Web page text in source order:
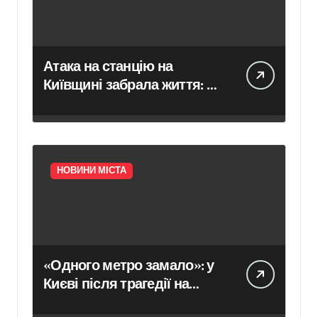
Атака на станцію на
Київщині забрала життя: в
чому потяги не зупиняють
рух під час ударів
НОВИНИ МІСТА
«Одного метро замало»: у
Києві після трагедії на